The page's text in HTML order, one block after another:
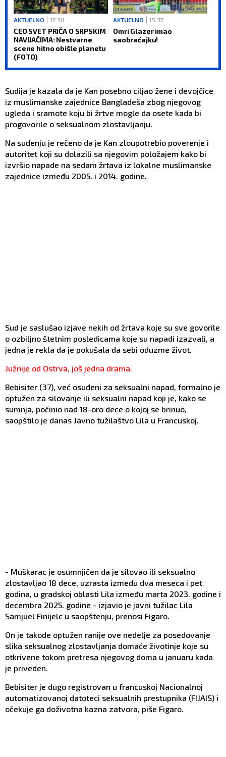
AKTUELNO 17:30
CEO SVET PRIČA O SRPSKIM
NAVIJAČIMA: Nestvarne
scene hitno obišle planetu
(FOTO)
AKTUELNO 15:37
Omri Glazer imao
saobraćajku!
Sudija je kazala da je Kan posebno ciljao žene i devojčice
iz muslimanske zajednice Bangladeša zbog njegovog
ugleda i sramote koju bi žrtve mogle da osete kada bi
progovorile o seksualnom zlostavljanju.
Na suđenju je rečeno da je Kan zloupotrebio poverenje i
autoritet koji su dolazili sa njegovim položajem kako bi
izvršio napade na sedam žrtava iz lokalne muslimanske
zajednice između 2005. i 2014. godine.
Sud je saslušao izjave nekih od žrtava koje su sve govorile
o ozbiljno štetnim posledicama koje su napadi izazvali, a
jedna je rekla da je pokušala da sebi oduzme život.
Južnije od Ostrva, još jedna drama.
Bebisiter (37), već osuđeni za seksualni napad, formalno je
optužen za silovanje ili seksualni napad koji je, kako se
sumnja, počinio nad 18-oro dece o kojoj se brinuo,
saopštilo je danas Javno tužilaštvo Lila u Francuskoj.
- Muškarac je osumnjičen da je silovao ili seksualno
zlostavljao 18 dece, uzrasta između dva meseca i pet
godina, u gradskoj oblasti Lila između marta 2023. godine i
decembra 2025. godine - izjavio je javni tužilac Lila
Samjuel Finijelc u saopštenju, prenosi Figaro.
On je takođe optužen ranije ove nedelje za posedovanje
slika seksualnog zlostavljanja domaće životinje koje su
otkrivene tokom pretresa njegovog doma u januaru kada
je priveden.
Bebisiter je dugo registrovan u francuskoj Nacionalnoj
automatizovanoj datoteci seksualnih prestupnika (FIJAIS) i
očekuje ga doživotna kazna zatvora, piše Figaro.